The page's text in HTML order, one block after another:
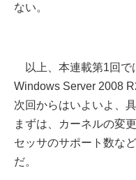
ない。
以上、本連載第1回で
Windows Server 2008
次回からはいよいよ、
まずは、カーネルの変
セッサのサポート数な
だ。